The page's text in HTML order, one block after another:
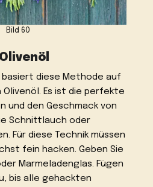
Bild 60
basiert diese Methode auf
Olivenöl. Es ist die perfekte
und den Geschmack von
Schnittlauch oder
Für diese Technik müssen
fein hacken. Geben Sie
Marmeladenglas. Fügen
bis alle gehackten